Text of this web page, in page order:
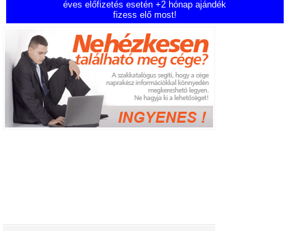
éves előfizetés esetén +2 hónap ajándék
fizess elő most!